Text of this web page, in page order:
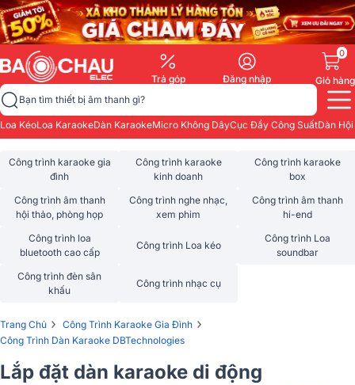
Trả góp Đăng nhập
0
Giỏ hàng
Bạn tìm thiết bị âm thanh gì?
Loa KéoLoa KaraokeDàn KaraokeMicro Không DâyCục Đẩy Công SuấtDàn
Công trình karaoke gia
đình
Công trình karaoke
kinh doanh
Công trình karaoke
box
Công trình âm thanh
hội thảo, phòng họp
Công trình nghe nhạc,
xem phim
Công trình âm thanh
hi-end
Công trình loa
bluetooth cao cấp
Công trình Loa kéo
Công trình Loa
soundbar
Công trình đèn sân
khấu
Công trình nhạc cụ
Trang Chủ › Công Trình Karaoke Gia Đình ›
Công Trình Dàn Karaoke DBTechnologies
Lắp đặt dàn karaoke di động